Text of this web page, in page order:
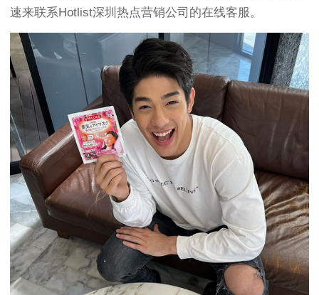
速来联系Hotlist深圳热点营销公司的在线客服。